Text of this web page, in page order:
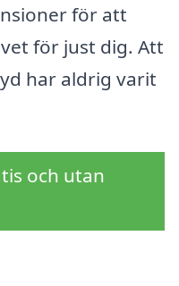
för att
för just dig. Att
har aldrig varit
och utan